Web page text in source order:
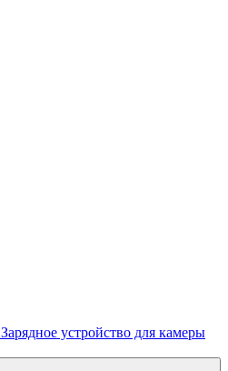
Зарядное устройство для камеры